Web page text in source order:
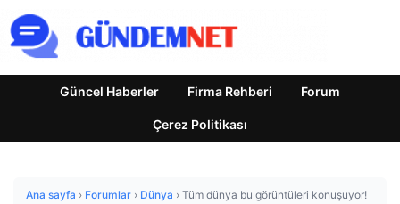
Güncel Haberler Firma Rehberi Forum
Çerez Politikası
Ana sayfa › Forumlar › Dünya › Tüm dünya bu görüntüleri konuşuyor!